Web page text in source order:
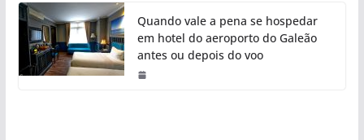
Quando vale a pena se hospedar
em hotel do aeroporto do Galeão
antes ou depois do voo